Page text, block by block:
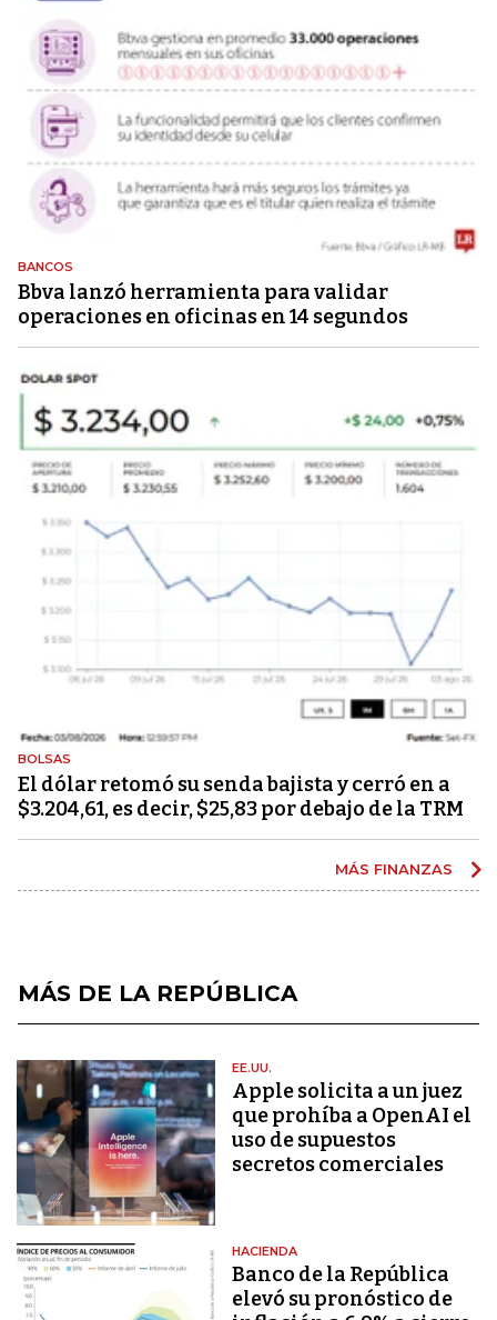
BANCOS
Bbva lanzó herramienta para validar
operaciones en oficinas en 14 segundos
BOLSAS
El dólar retomó su senda bajista y cerró en a
$3.204,61, es decir, $25,83 por debajo de la TRM
MÁS FINANZAS
MÁS DE LA REPÚBLICA
EE.UU.
Apple solicita a un juez
que prohíba a OpenAI el
uso de supuestos
secretos comerciales
HACIENDA
Banco de la República
elevó su pronóstico de